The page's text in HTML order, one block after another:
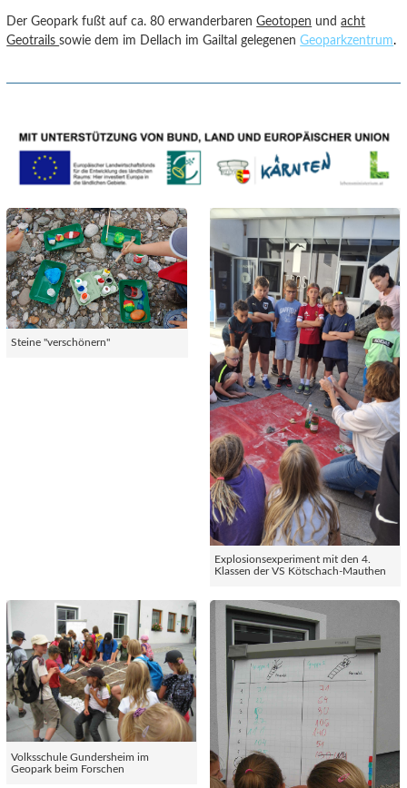
Der Geopark fußt auf ca. 80 erwanderbarenGeotopen undacht
Geotrailssowie dem im Dellach im Gailtal gelegenenGeoparkzentrum.
Steine "verschönern"
Explosionsexperiment mit den 4.
Klassen der VS Kötschach-Mauthen
Volksschule Gundersheim im
Geopark beim Forschen